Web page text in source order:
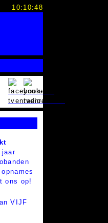
10:10:49
jaar
ons op!
VIJF